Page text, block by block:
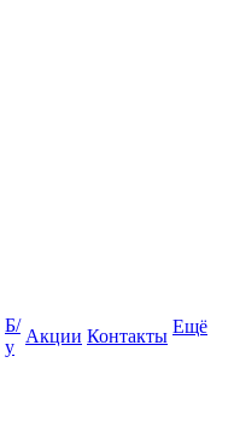
Б/
у
Акции Контакты Ещё